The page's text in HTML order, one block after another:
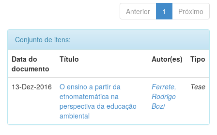
Anterior 1 Próximo
Conjunto de itens:
Data do
documento
Título Autor(es) Tipo
13-Dez-2016
O ensino a partir da
etnomatemática na
perspectiva da educação
ambiental
Ferrete,
Rodrigo
Bozi
Tese